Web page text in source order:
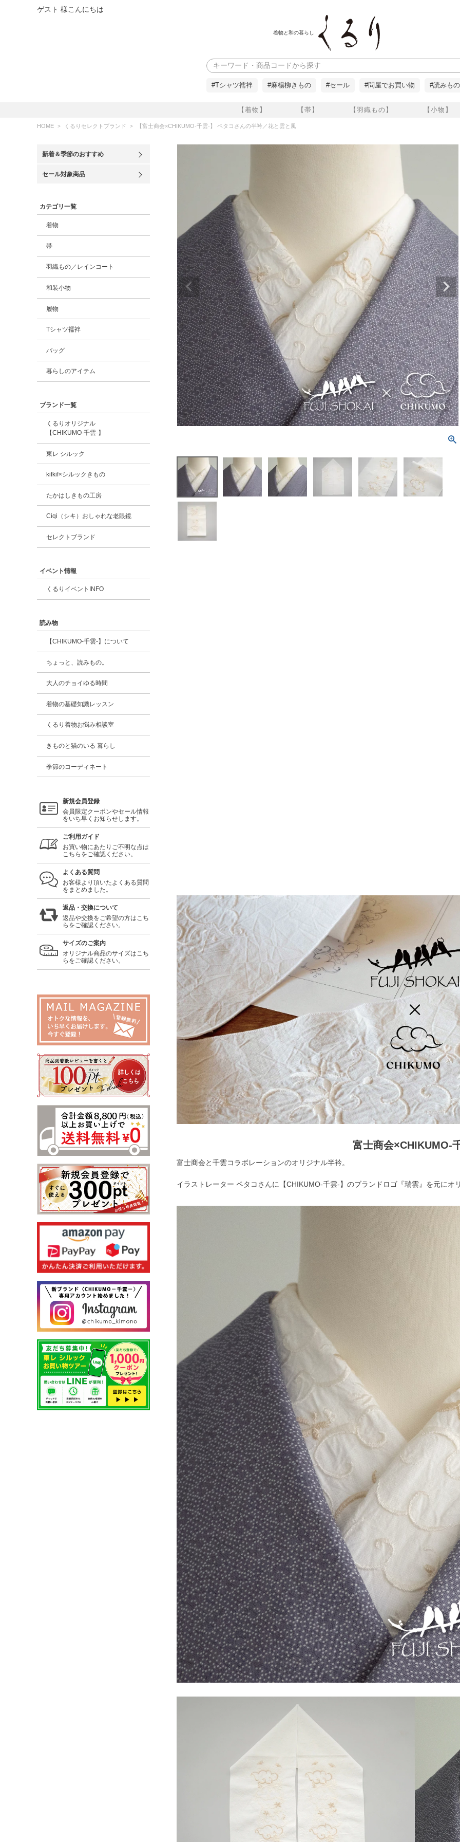
ゲスト 様こんにちは
着物と和の暮らし
【着物】 【帯】 【羽織もの】 【小物】
検索
#Tシャツ襦袢 #麻楊柳きもの #セール #問屋でお買い物 #読みもの
HOME くるりセレクトブランド 【富士商会×CHIKUMO-千雲-】 ペタコさんの半衿／花と雲と風
新着＆季節のおすすめ
セール対象商品
カテゴリ一覧
着物
帯
羽織もの／レインコート
和装小物
履物
Tシャツ襦袢
バッグ
暮らしのアイテム
ブランド一覧
くるりオリジナル
【CHIKUMO-千雲-】
東レ シルック
kifkif×シルックきもの
たかはしきもの工房
Ciqi（シキ）おしゃれな老眼鏡
セレクトブランド
イベント情報
くるりイベントINFO
読み物
【CHIKUMO-千雲-】について
ちょっと、読みもの。
大人のチョイゆる時間
着物の基礎知識レッスン
くるり着物お悩み相談室
きものと猫のいる 暮らし
季節のコーディネート
新規会員登録
会員限定クーポンやセール情報
をいち早くお知らせします。
ご利用ガイド
お買い物にあたりご不明な点は
こちらをご確認ください。
よくある質問
お客様より頂いたよくある質問
をまとめました。
返品・交換について
返品や交換をご希望の方はこち
らをご確認ください。
サイズのご案内
オリジナル商品のサイズはこち
らをご確認ください。
富士商会×CHIKUMO-
富士商会と千雲コラボレーションのオリジナル半衿。
イラストレーター ペタコさんに【CHIKUMO-千雲-】のブランドロゴ『瑞雲』を元にオ